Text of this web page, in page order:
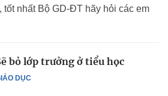
nhất Bộ GD-ĐT hãy hỏi các em
DỤC
bỏ lớp trưởng ở tiểu học